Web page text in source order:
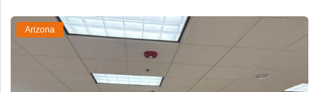
Arizona